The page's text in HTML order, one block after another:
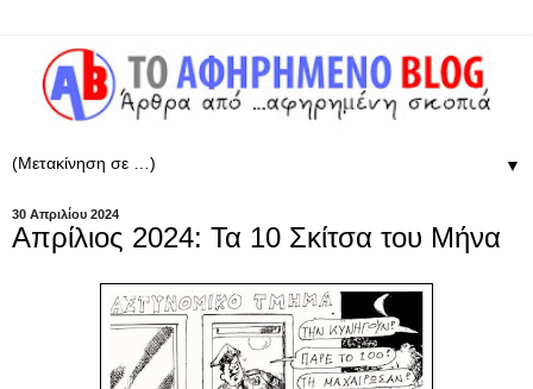
▼
30 Απριλίου 2024
Απρίλιος 2024: Τα 10 Σκίτσα του Μήνα